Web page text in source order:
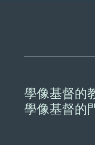
學像基督的
學像基督的